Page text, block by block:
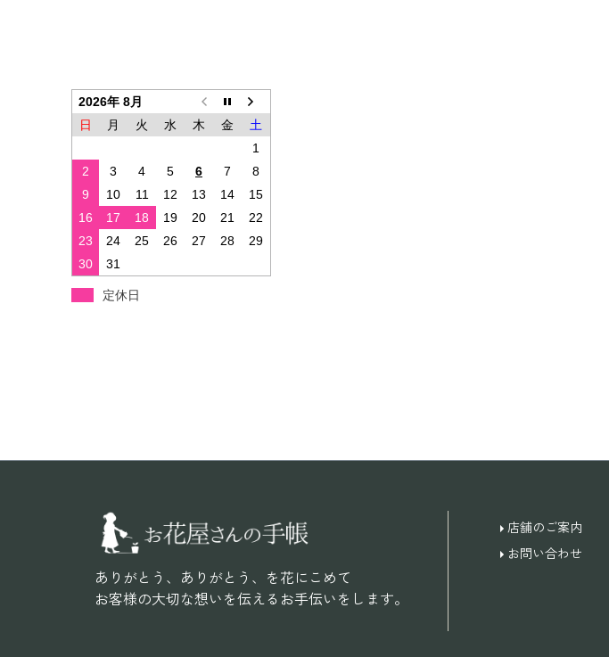
ありがとう、ありがとう、を花にこめて
お客様の大切な想いを伝えるお手伝いをします。
店舗のご案内
お問い合わせ